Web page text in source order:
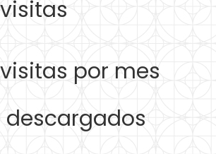
por mes
descargados